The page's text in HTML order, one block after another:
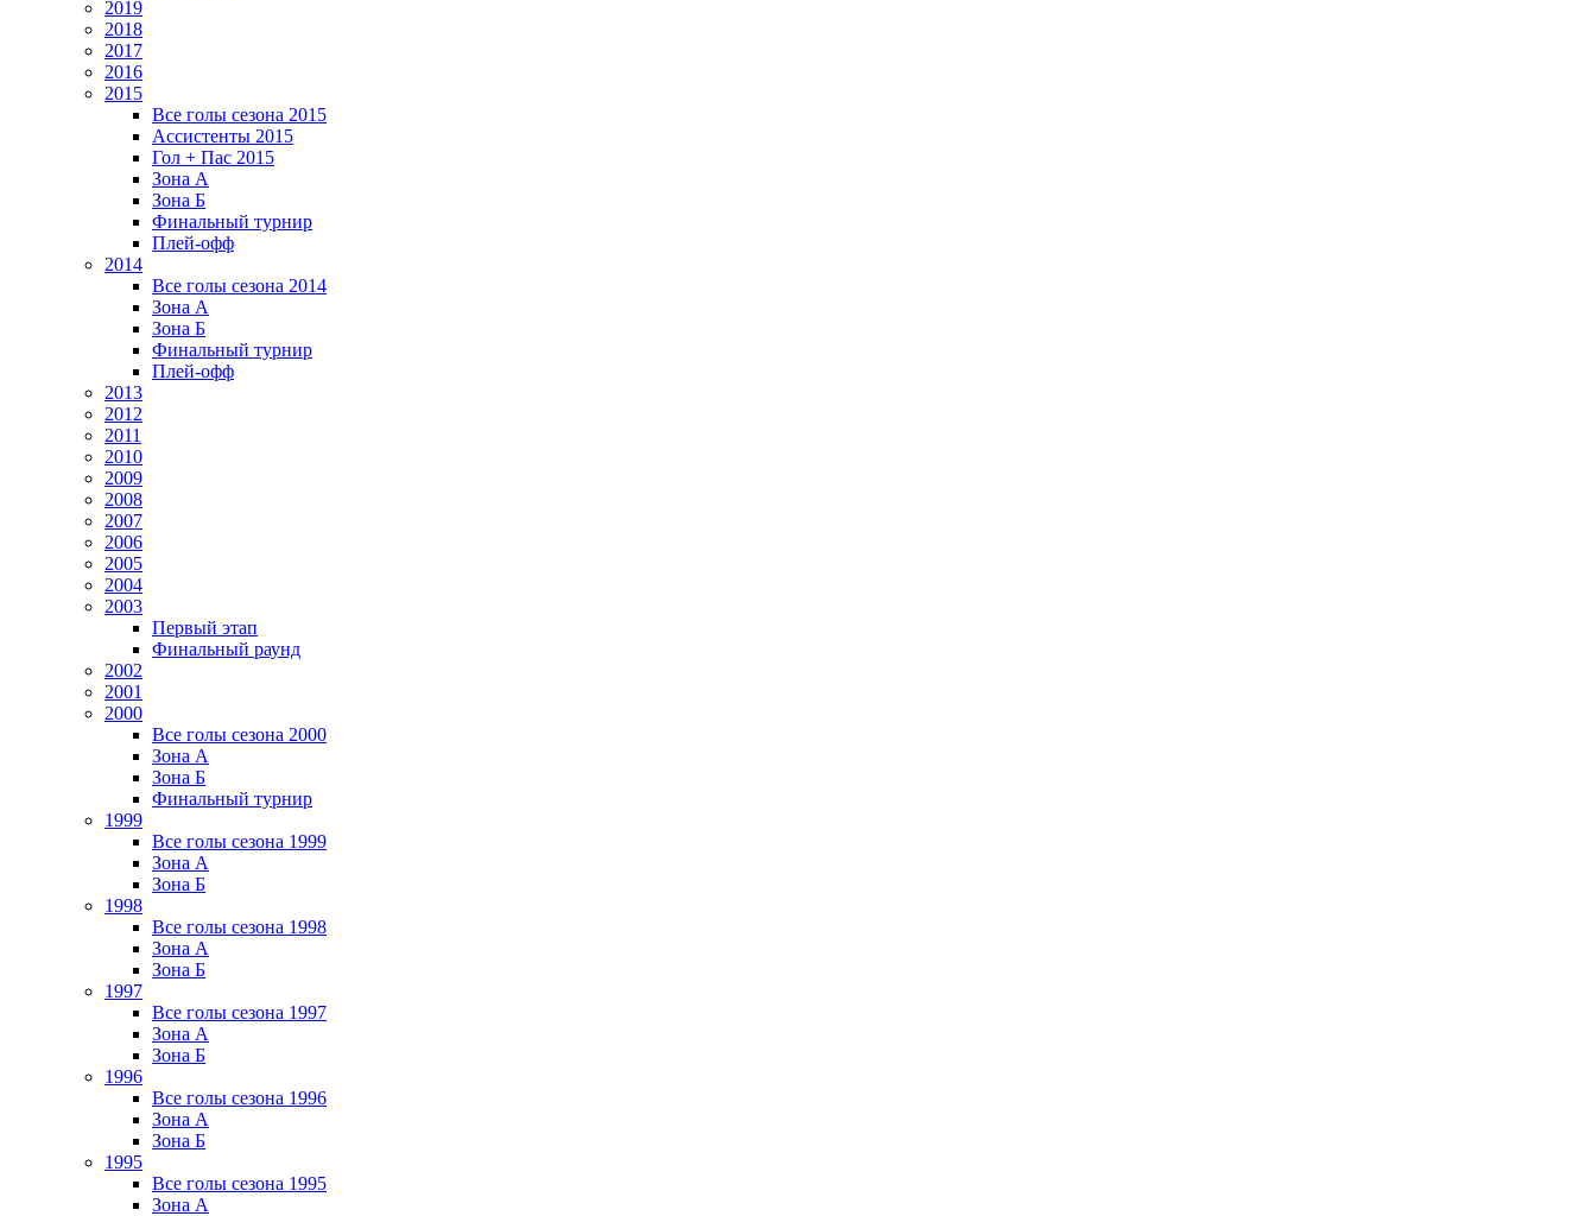
2019
2018
2017
2016
2015
Все голы сезона 2015
Ассистенты 2015
Гол + Пас 2015
Зона А
Зона Б
Финальный турнир
Плей-офф
2014
Все голы сезона 2014
Зона А
Зона Б
Финальный турнир
Плей-офф
2013
2012
2011
2010
2009
2008
2007
2006
2005
2004
2003
Первый этап
Финальный раунд
2002
2001
2000
Все голы сезона 2000
Зона А
Зона Б
Финальный турнир
1999
Все голы сезона 1999
Зона А
Зона Б
1998
Все голы сезона 1998
Зона А
Зона Б
1997
Все голы сезона 1997
Зона А
Зона Б
1996
Все голы сезона 1996
Зона А
Зона Б
1995
Все голы сезона 1995
Зона А